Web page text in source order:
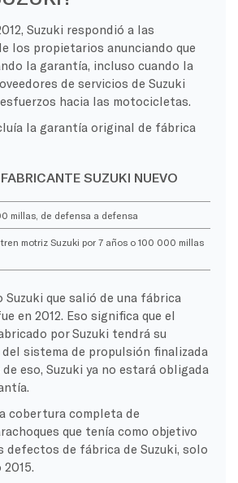
Suzuki respondió a las
los propietarios anunciando que
la garantía, incluso cuando la
de servicios de Suzuki
hacia las motocicletas.
la garantía original de fábrica
SUZUKI NUEVO
millas, de defensa a defensa
motriz Suzuki por 7 años o 100 000 millas
que salió de una fábrica
en 2012. Eso significa que el
por Suzuki tendrá su
sistema de propulsión finalizada
de eso, Suzuki ya no estará obligada
cobertura completa de
que tenía como objetivo
defectos de fábrica de Suzuki, solo